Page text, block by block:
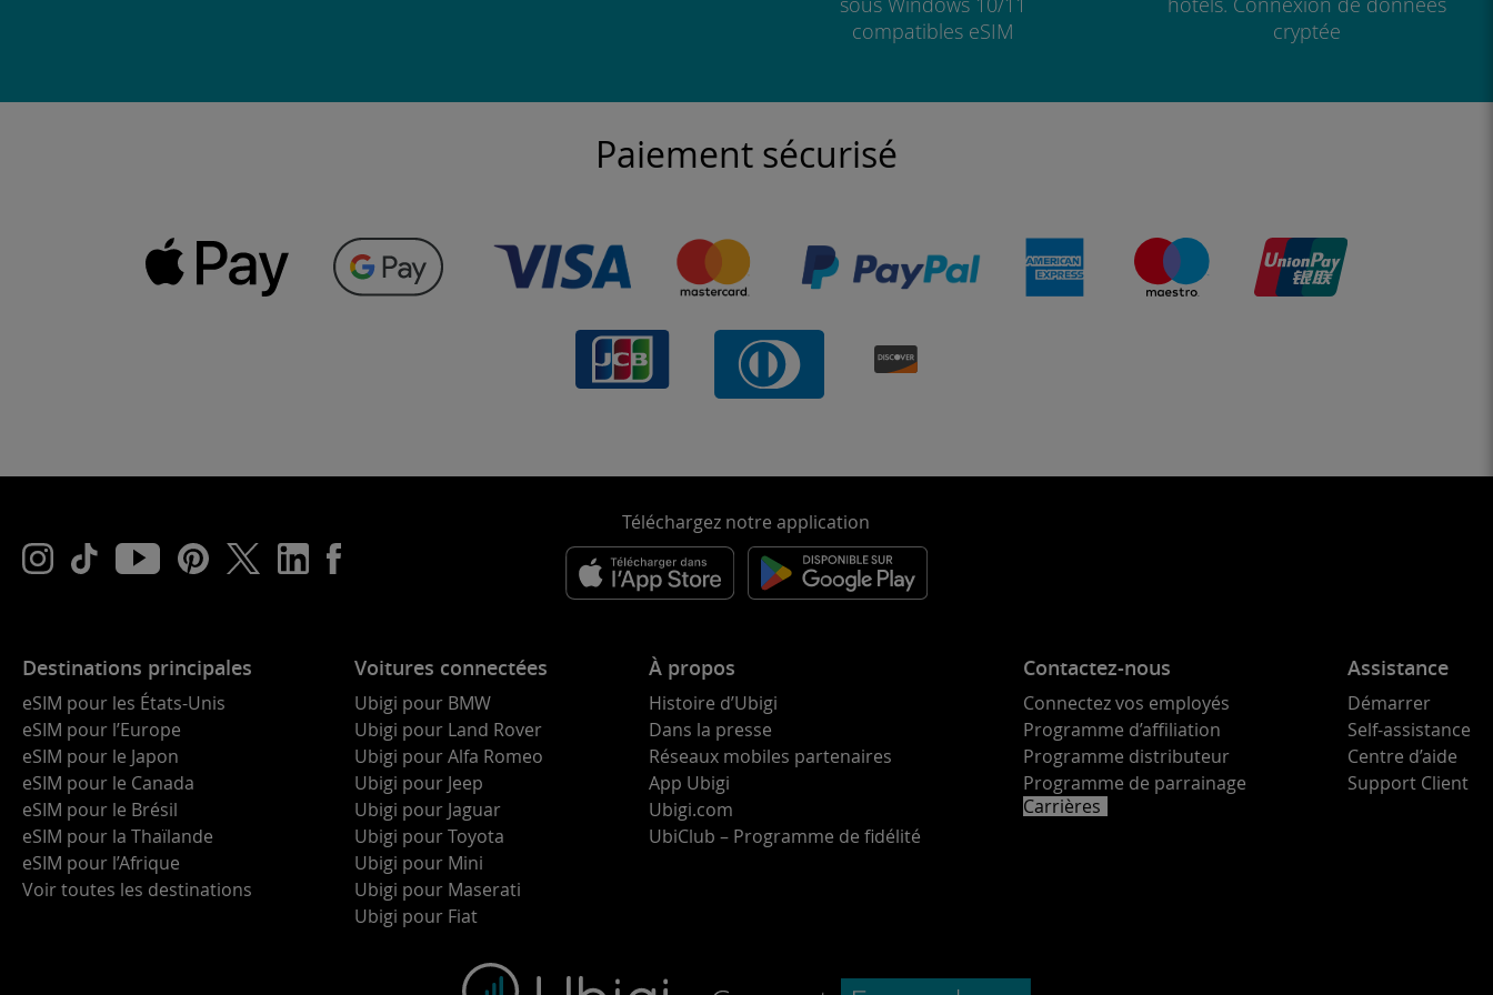
compatibles eSIM
cryptée
Paiement sécurisé
Téléchargez notre application
Destinations principales
eSIM pour les États-Unis
eSIM pour l’Europe
eSIM pour le Japon
eSIM pour le Canada
eSIM pour le Brésil
eSIM pour la Thaïlande
eSIM pour l’Afrique
Voir toutes les destinations
Voitures connectées
Ubigi pour BMW
Ubigi pour Land Rover
Ubigi pour Alfa Romeo
Ubigi pour Jeep
Ubigi pour Jaguar
Ubigi pour Toyota
Ubigi pour Mini
Ubigi pour Maserati
Ubigi pour Fiat
À propos
Histoire d’Ubigi
Dans la presse
Réseaux mobiles partenaires
App Ubigi
Ubigi.com
UbiClub – Programme de fidélité
Contactez-nous
Connectez vos employés
Programme d’affiliation
Programme distributeur
Programme de parrainage
Carrières
Assistance
Démarrer
Self-assistance
Centre d’aide
Support Client